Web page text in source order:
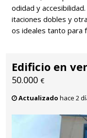
odidad y
itaciones dobles y
os ideales tanto para
Edificio en
50.000 €
Actualizado hace 2